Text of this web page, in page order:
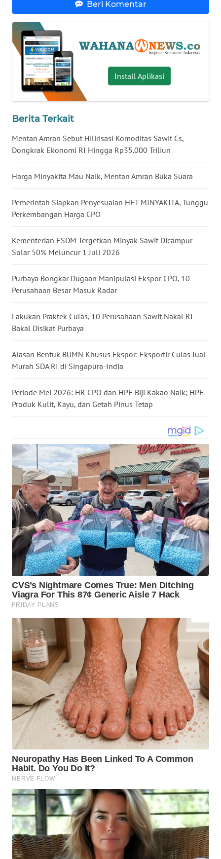
Beri Komentar
Install Aplikasi
Berita Terkait
Mentan Amran Sebut Hilirisasi Komoditas Sawit Cs,
Dongkrak Ekonomi RI Hingga Rp35.000 Triliun
Harga Minyakita Mau Naik, Mentan Amran Buka Suara
Pemerintah Siapkan Penyesuaian HET MINYAKITA, Tunggu
Perkembangan Harga CPO
Kementerian ESDM Tergetkan Minyak Sawit Dicampur
Solar 50% Meluncur 1 Juli 2026
Purbaya Bongkar Dugaan Manipulasi Ekspor CPO, 10
Perusahaan Besar Masuk Radar
Lakukan Praktek Culas, 10 Perusahaan Sawit Nakal RI
Bakal Disikat Purbaya
Alasan Bentuk BUMN Khusus Ekspor: Eksportir Culas Jual
Murah SDA RI di Singapura-India
Periode Mei 2026: HR CPO dan HPE Biji Kakao Naik; HPE
Produk Kulit, Kayu, dan Getah Pinus Tetap
WN
BABEL
WN
SUMBAR
WN
WN
BENGKULU
WN
JATENG
NUSANTARA
JOGJA
JATIM
WN
BALI
WN
KALBAR
WN
KALTARA
WN
KALSEL
WN
KALTIM
WN
SULSEL
WN
GORONTALO
WN
SULUT
WN
MALUKU
WN
MALUT
WN
DAIRI
WN
DANAU
TOBA
WN
NIAS